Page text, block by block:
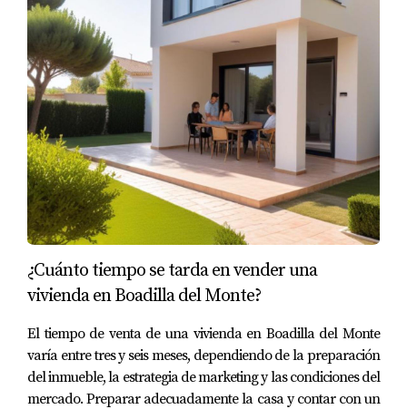
Es fundamental mantener una buena comunicación con
tu inquilino. Explica tus intenciones y busca llegar a un
acuerdo beneficioso para ambos. Ofrecer incentivos
puede ser útil.
¿Necesito un abogado para vender mi
vivienda?
Aunque no es obligatorio, contar con un abogado
especializado puede facilitar el proceso legal y asegurar
que todos los documentos estén en orden.
Al confiar en
mí como tu asesora inmobiliaria y API titulada
tienes mi experiencia en el proceso de venta, sino
experto en derecho inmobiliario español. Así te aseguras
de que
todos los documentos, contratos y trámites estén
revisados con rigor y sin errores.
¿Cuánto tiempo se tarda en vender una
vivienda en Boadilla del Monte?
El tiempo de venta de una vivienda en Boadilla del Monte
varía entre tres y seis meses, dependiendo de la preparación
del inmueble, la estrategia de marketing y las condiciones del
mercado. Preparar adecuadamente la casa y contar con un